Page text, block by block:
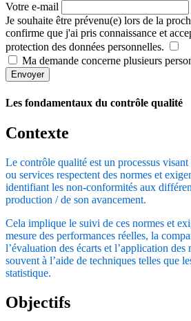
Votre e-mail
Je souhaite être prévenu(e) lors de la
confirme que j'ai pris connaissance et
protection des données personnelles.
Ma demande concerne plusieurs
Envoyer
Les fondamentaux du contrôle qualité
Contexte
Le contrôle qualité est un processus
ou services respectent des normes et
identifiant les non-conformités aux
production / de son avancement.
Cela implique le suivi de ces normes et
mesure des performances réelles, la
l’évaluation des écarts et l’application des
souvent à l’aide de techniques telles que
statistique.
Objectifs